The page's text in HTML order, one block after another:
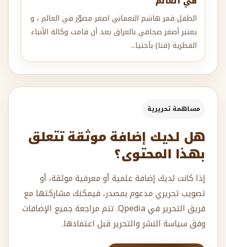
الطفل قمر هاشم النعماني اصغر مصوّر في العالم ، و
يعتبر أصغر صحافي بالعراق بعد أن قامت وكالة الأنباء
القطرية (قنا) بأختيا...
مساهمة تحريرية
هل لديك إضافة موثقة تتعلق
بهذا المحتوى؟
إذا كانت لديك إضافة علمية أو معرفية موثقة، أو
تصويب تحريري مدعوم بمصدر، فيمكنك مشاركتها مع
فريق التحرير في Qpedia. تتم مراجعة جميع الإضافات
وفق سياسة النشر والتحرير قبل اعتمادها.